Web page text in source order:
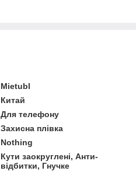
Mietubl
Китай
Для телефону
Захисна плівка
Nothing
Кути заокруглені, Анти-
відбитки, Гнучке